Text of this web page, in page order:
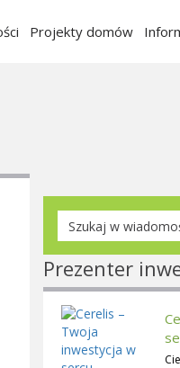
Projekty domów
Prezenter